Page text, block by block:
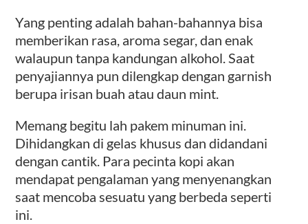
Yang penting adalah bahan-bahannya bisa
memberikan rasa, aroma segar, dan enak
walaupun tanpa kandungan alkohol. Saat
penyajiannya pun dilengkap dengan garnish
berupa irisan buah atau daun mint.
Memang begitu lah pakem minuman ini.
Dihidangkan di gelas khusus dan didandani
dengan cantik. Para pecinta kopi akan
mendapat pengalaman yang menyenangkan
saat mencoba sesuatu yang berbeda seperti
ini.